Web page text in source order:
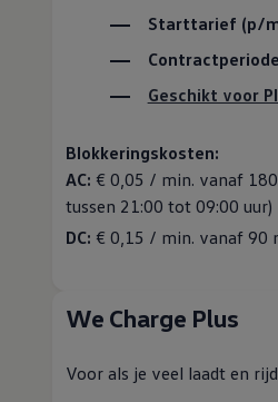
Starttarief (p/
Geschikt voor
Blokkeringskosten:
AC: € 0,05 / min. vanaf
tussen 21:00 tot 09:00 uur)
DC: € 0,15 / min. vanaf 90
We Charge Plus
Voor als je veel laadt en